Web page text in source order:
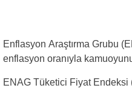
Enflasyon Araştırma Grubu
enflasyon oranıyla
ENAG Tüketici Fiyat Endeksi